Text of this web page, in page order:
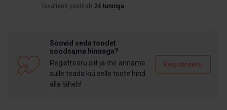
Tavaliselt postitab 24 tunniga
Soovid seda toodet
soodsama hinnaga?
Registreeru siit ja me anname
sulle teada kui selle toote hind
alla läheb!
Registreeru